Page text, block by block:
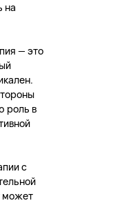
на
— это
роль в
с
может